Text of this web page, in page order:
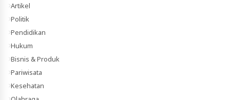
Artikel
Politik
Pendidikan
Hukum
Bisnis & Produk
Pariwisata
Kesehatan